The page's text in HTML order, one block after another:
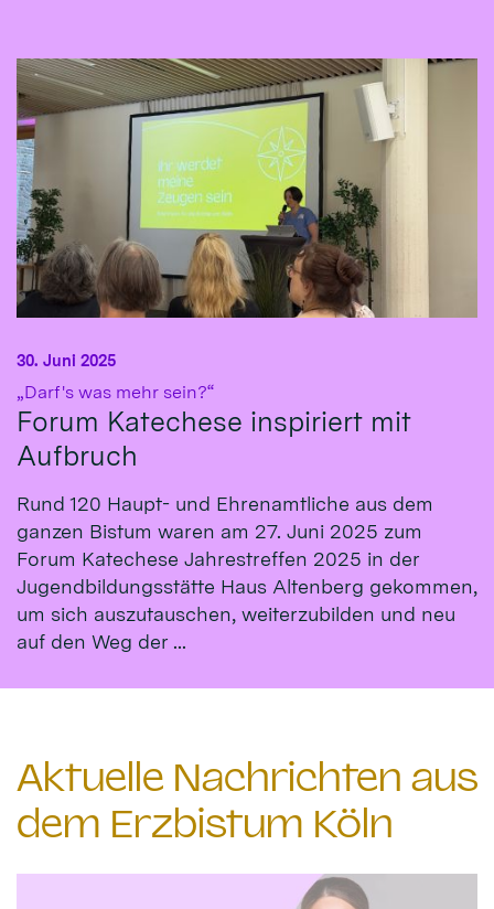
„Darf's was mehr sein?“
Forum Katechese inspiriert mit
Aufbruch
30. Juni 2025
Rund 120 Haupt- und Ehrenamtliche aus dem
ganzen Bistum waren am 27. Juni 2025 zum
Forum Katechese Jahrestreffen 2025 in der
Jugendbildungsstätte Haus Altenberg gekommen,
um sich auszutauschen, weiterzubilden und neu
auf den Weg der ...
Aktuelle Nachrichten aus
dem Erzbistum Köln